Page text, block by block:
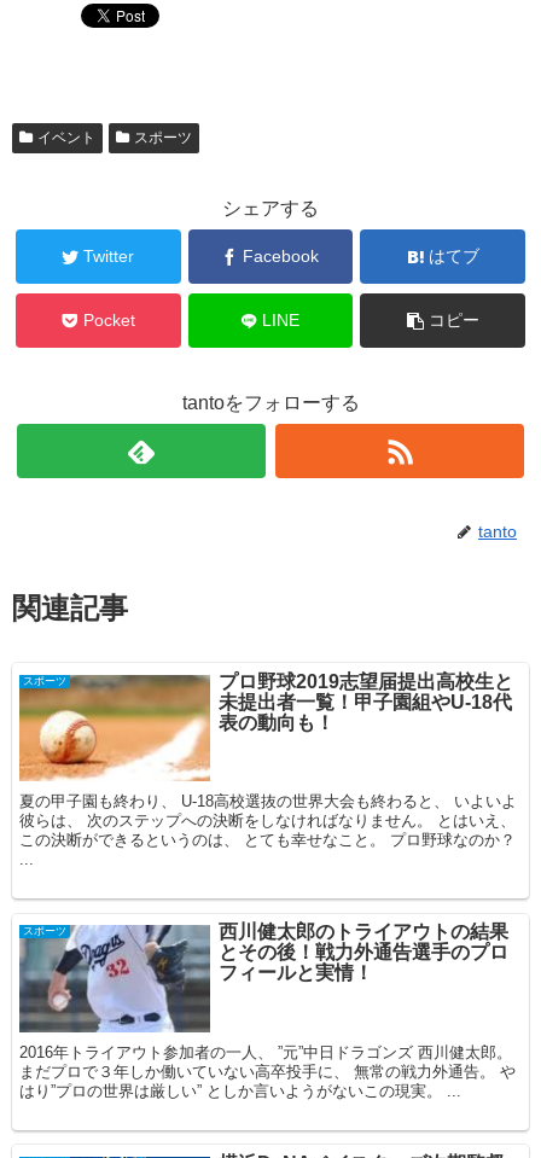
イベント スポーツ
シェアする
Twitter Facebook はてブ
Pocket LINE コピー
tantoをフォローする
tanto
関連記事
スポーツ
プロ野球2019志望届提出高校生と
未提出者一覧！甲子園組やU-18代
表の動向も！
夏の甲子園も終わり、 U-18高校選抜の世界大会も終わると、 いよいよ
彼らは、 次のステップへの決断をしなければなりません。 とはいえ、
この決断ができるというのは、 とても幸せなこと。 プロ野球なのか？
...
スポーツ
西川健太郎のトライアウトの結果
とその後！戦力外通告選手のプロ
フィールと実情！
2016年トライアウト参加者の一人、 ”元”中日ドラゴンズ 西川健太郎。
まだプロで３年しか働いていない高卒投手に、 無常の戦力外通告。 や
はり”プロの世界は厳しい” としか言いようがないこの現実。 ...